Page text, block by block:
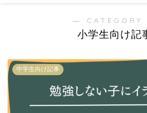
― CATEGORY
小学生向け記
中学生向け記事